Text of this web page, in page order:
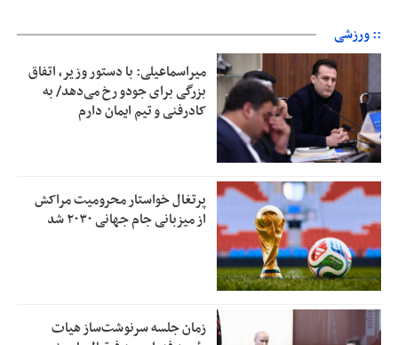
:: ورزشی
میراسماعیلی: با دستور وزیر، اتفاق
بزرگی برای جودو رخ می‌دهد/ به
کادرفنی و تیم ایمان دارم
پرتغال خواستار محرومیت مراکش
از میزبانی جام جهانی ۲۰۳۰ شد
زمان جلسه سرنوشت‌ساز هیات